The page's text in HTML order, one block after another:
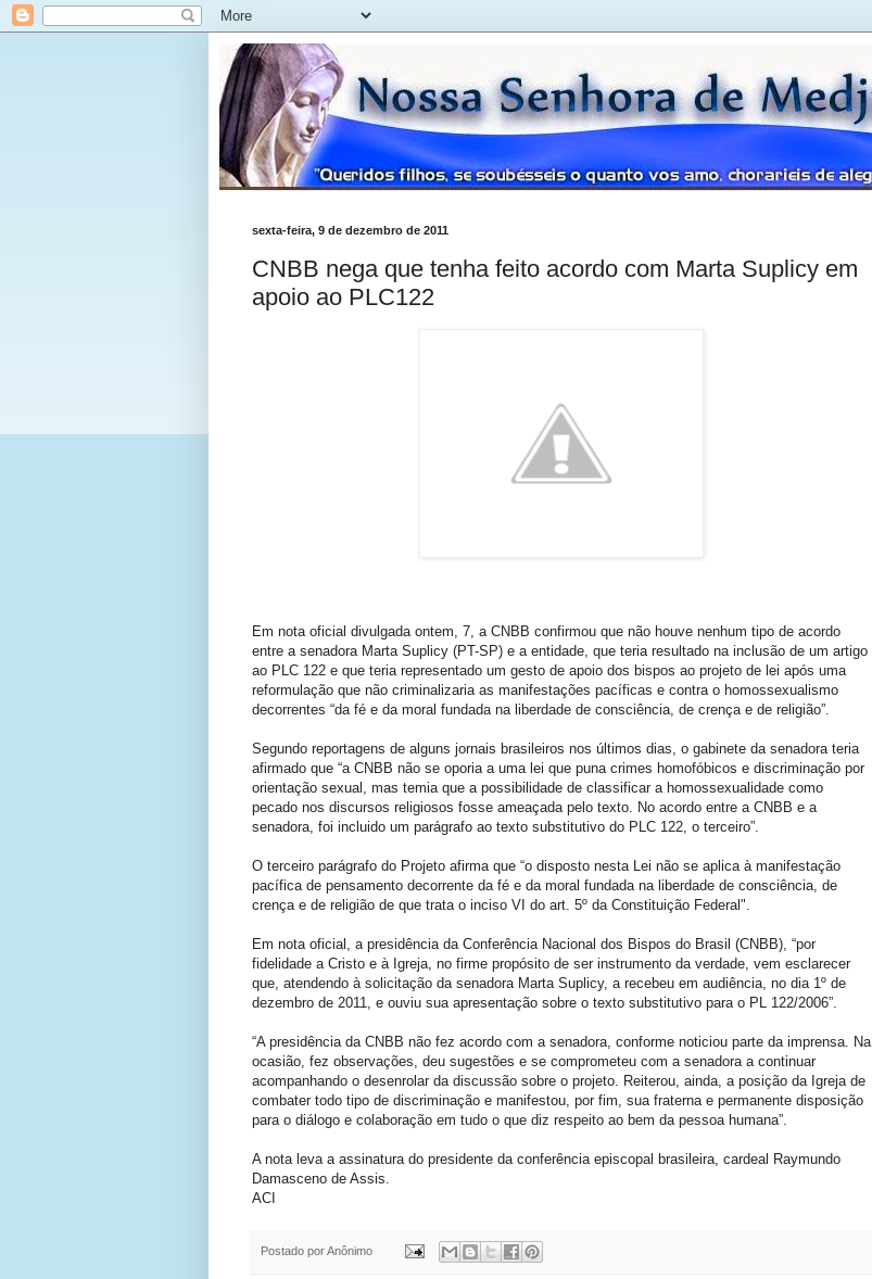
sexta-feira, 9 de dezembro de 2011
CNBB nega que tenha feito acordo com Marta Suplicy em
apoio ao PLC122
Em nota oficial divulgada ontem, 7, a CNBB confirmou que não houve nenhum tipo de acordo
entre a senadora Marta Suplicy (PT-SP) e a entidade, que teria resultado na inclusão de um artigo
ao PLC 122 e que teria representado um gesto de apoio dos bispos ao projeto de lei após uma
reformulação que não criminalizaria as manifestações pacíficas e contra o homossexualismo
decorrentes “da fé e da moral fundada na liberdade de consciência, de crença e de religião”.
Segundo reportagens de alguns jornais brasileiros nos últimos dias, o gabinete da senadora teria
afirmado que “a CNBB não se oporia a uma lei que puna crimes homofóbicos e discriminação por
orientação sexual, mas temia que a possibilidade de classificar a homossexualidade como
pecado nos discursos religiosos fosse ameaçada pelo texto. No acordo entre a CNBB e a
senadora, foi incluido um parágrafo ao texto substitutivo do PLC 122, o terceiro”.
O terceiro parágrafo do Projeto afirma que “o disposto nesta Lei não se aplica à manifestação
pacífica de pensamento decorrente da fé e da moral fundada na liberdade de consciência, de
crença e de religião de que trata o inciso VI do art. 5º da Constituição Federal".
Em nota oficial, a presidência da Conferência Nacional dos Bispos do Brasil (CNBB), “por
fidelidade a Cristo e à Igreja, no firme propósito de ser instrumento da verdade, vem esclarecer
que, atendendo à solicitação da senadora Marta Suplicy, a recebeu em audiência, no dia 1º de
dezembro de 2011, e ouviu sua apresentação sobre o texto substitutivo para o PL 122/2006”.
“A presidência da CNBB não fez acordo com a senadora, conforme noticiou parte da imprensa. Na
ocasião, fez observações, deu sugestões e se comprometeu com a senadora a continuar
acompanhando o desenrolar da discussão sobre o projeto. Reiterou, ainda, a posição da Igreja de
combater todo tipo de discriminação e manifestou, por fim, sua fraterna e permanente disposição
para o diálogo e colaboração em tudo o que diz respeito ao bem da pessoa humana”.
A nota leva a assinatura do presidente da conferência episcopal brasileira, cardeal Raymundo
Damasceno de Assis.
ACI
Postado porAnônimo